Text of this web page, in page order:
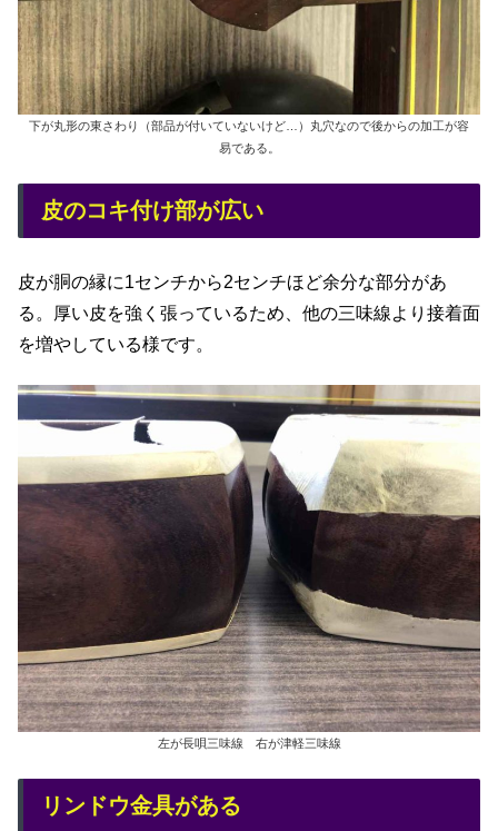
下が丸形の東さわり（部品が付いていないけど…）丸穴なので後からの加工が容
易である。
皮のコキ付け部が広い
皮が胴の縁に1センチから2センチほど余分な部分があ
る。厚い皮を強く張っているため、他の三味線より接着面
を増やしている様です。
左が長唄三味線 右が津軽三味線
リンドウ金具がある